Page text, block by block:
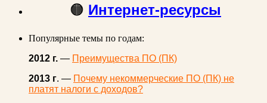
🟠 Интернет-ресурсы
Популярные темы по годам:
2012 г. — Преимущества ПО (ПК)
2013 г. — Почему некоммерческие ПО (ПК) не
платят налоги с доходов?